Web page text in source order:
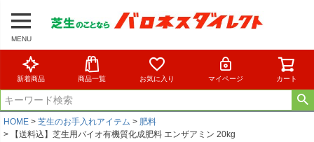
MENU
新着商品 商品一覧 お気に入り マイページ カート
HOME 芝生のお手入れアイテム
肥料
【送料込】芝生用バイオ有機質化成肥料 エンザアミン 20kg